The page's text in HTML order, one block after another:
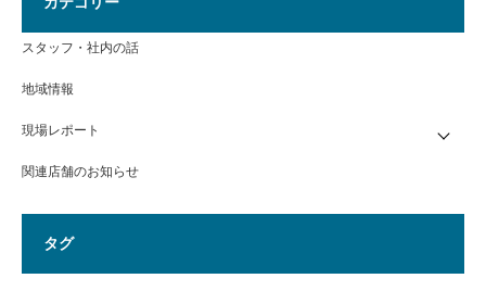
スタッフ・社内の話
地域情報
現場レポート
関連店舗のお知らせ
タグ